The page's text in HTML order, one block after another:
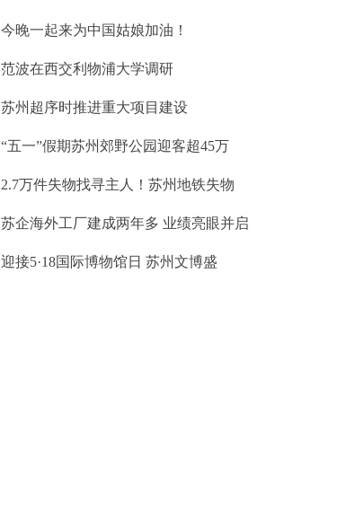
今晚一起来为中国姑娘加油！
范波在西交利物浦大学调研
苏州超序时推进重大项目建设
“五一”假期苏州郊野公园迎客超45万
2.7万件失物找寻主人！苏州地铁失物
苏企海外工厂建成两年多 业绩亮眼并启
迎接5·18国际博物馆日 苏州文博盛